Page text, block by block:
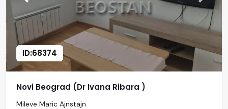
ID:68374
Novi Beograd (Dr Ivana Ribara )
Mileve Maric Ajnstajn